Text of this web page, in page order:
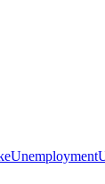
Unemployment